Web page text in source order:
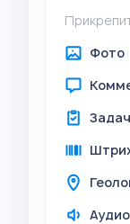
Фото
Аудио